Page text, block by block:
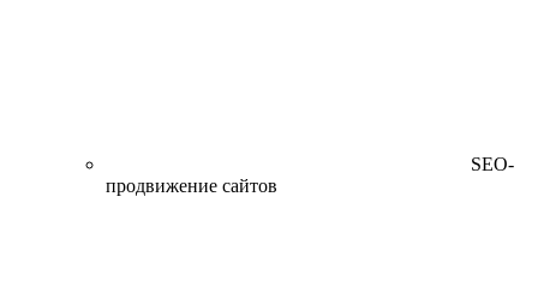
SEO-
продвижение сайтов